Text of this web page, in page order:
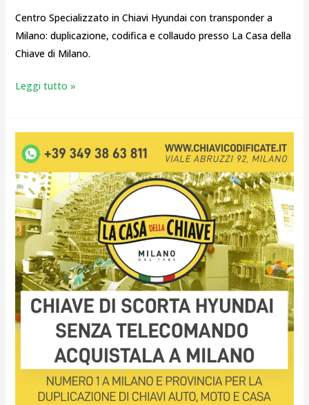
Centro Specializzato in Chiavi Hyundai con transponder a
Milano: duplicazione, codifica e collaudo presso La Casa della
Chiave di Milano.
Leggi tutto »
di
Scorta
Hyundai
Senza
Telecomando
Acquistala
a
Milano